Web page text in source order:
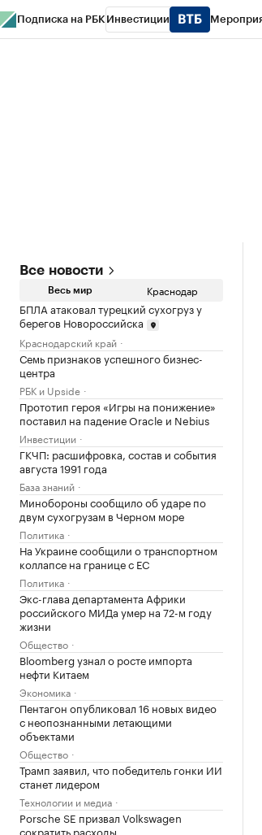
Подписка на РБК Инвестиции
Все новости
Весь мир Краснодар
БПЛА атаковал турецкий сухогруз у
берегов Новороссийска
Краснодарский край
Семь признаков успешного бизнес-
центра
РБК и Upside
Прототип героя «Игры на понижение»
поставил на падение Oracle и Nebius
Инвестиции
ГКЧП: расшифровка, состав и события
августа 1991 года
База знаний
Минобороны сообщило об ударе по
двум сухогрузам в Черном море
Политика
На Украине сообщили о транспортном
коллапсе на границе с ЕС
Политика
Экс-глава департамента Африки
российского МИДа умер на 72-м году
жизни
Общество
Bloomberg узнал о росте импорта
нефти Китаем
Экономика
Пентагон опубликовал 16 новых видео
с неопознанными летающими
объектами
Общество
Трамп заявил, что победитель гонки ИИ
станет лидером
Технологии и медиа
Porsche SE призвал Volkswagen
сократить расходы